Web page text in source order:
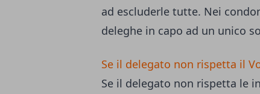
ad escluderle tutte. Nei
deleghe in capo ad un unico
Se il delegato non rispetta il
Se il delegato non rispetta le